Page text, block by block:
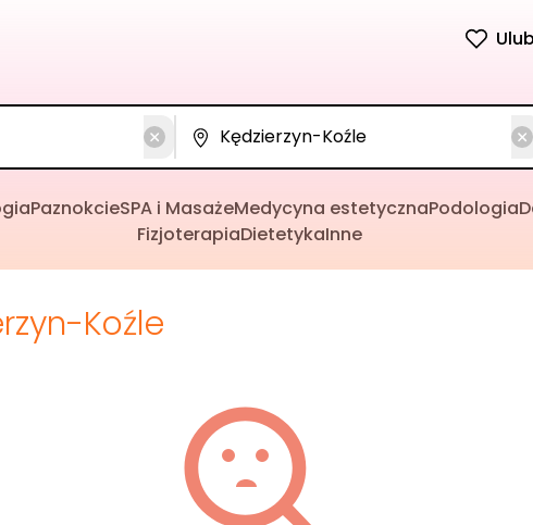
PaznokcieSPA i MasażeMedycyna estetycznaPodologia
FizjoterapiaDietetykaInne
Koźle